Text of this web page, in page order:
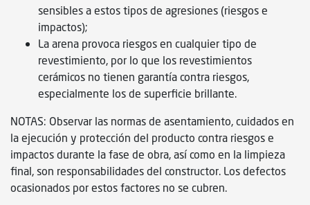
sensibles a estos tipos de agresiones (riesgos e
impactos);
La arena provoca riesgos en cualquier tipo de
revestimiento, por lo que los revestimientos
cerámicos no tienen garantía contra riesgos,
especialmente los de superficie brillante.
NOTAS: Observar las normas de asentamiento, cuidados en
la ejecución y protección del producto contra riesgos e
impactos durante la fase de obra, así como en la limpieza
final, son responsabilidades del constructor. Los defectos
ocasionados por estos factores no se cubren.